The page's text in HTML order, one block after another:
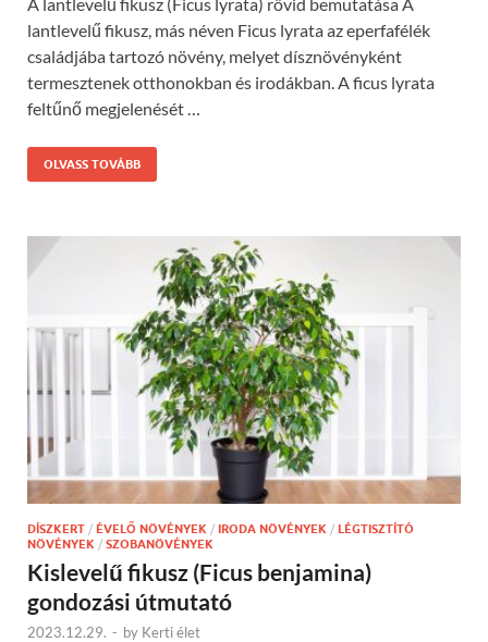
lantlevelű fikusz, más néven Ficus lyrata az eperfafélék
családjába tartozó növény, melyet dísznövényként
termesztenek otthonokban és irodákban. A ficus lyrata
feltűnő megjelenését …
OLVASS TOVÁBB
DÍSZKERT / ÉVELŐ NÖVÉNYEK / IRODA NÖVÉNYEK / LÉGTISZTÍTÓ
NÖVÉNYEK / SZOBANÖVÉNYEK
Kislevelű fikusz (Ficus benjamina)
gondozási útmutató
2023.12.29. - by Kerti élet